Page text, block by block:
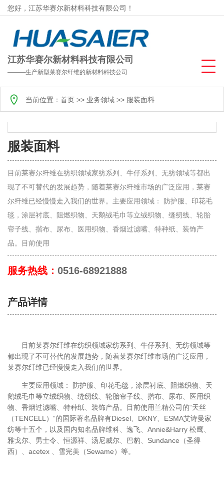
您好，江苏华赛尔新材料科技有限公司！
江苏华赛尔新材料科技有限公司
———生产新型莱赛尔纤维的新材料科技公司
当前位置： 首页 >> 业务领域 >> 服装面料
服装面料
目前莱赛尔纤维在纺织领域家纺系列、牛仔系列、无纺领域等都出
现了不可替代的发展趋势，随着莱赛尔纤维市场的广泛应用，莱赛
尔纤维已经慢慢走入我们的世界。主要应用领域： 防护服、印花毛
毯，涂层衬底、阻燃织物、天鹅绒毛巾等立绒织物、缝纫线、轮胎
帘子线、揩布、尿布、医用织物、香烟过滤嘴、特种纸、装饰产
品。目前使用
服务热线： 0516-68921888
产品详情
目前莱赛尔纤维在纺织领域家纺系列、牛仔系列、无纺领域等
都出现了不可替代的发展趋势，随着莱赛尔纤维市场的广泛应用，
莱赛尔纤维已经慢慢走入我们的世界。
主要应用领域： 防护服、印花毛毯，涂层衬底、阻燃织物、天
鹅绒毛巾等立绒织物、缝纫线、轮胎帘子线、揩布、尿布、医用织
物、香烟过滤嘴、特种纸、装饰产品。目前使用兰精公司的“天丝
（TENCELL）”的国际著名品牌有Diesel、DKNY、ESMA艾诗曼家
纺等十五个，以及国内知名品牌维科、逸飞、Annie&Harry 松鹰、
雅戈尔、男士令、恒源祥、汤尼威尔、巴豹、Sundance（圣得
西）、acetex 、雪完美（Sewame）等。